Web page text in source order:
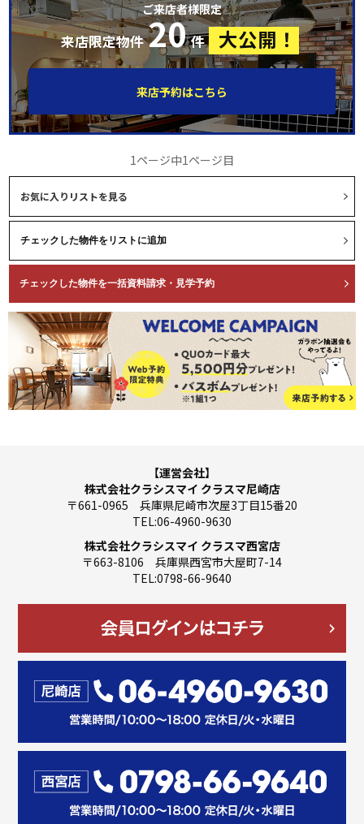
ご来店者様限定
来店限定物件 20 件 大公開！
来店予約はこちら
1ページ中1ページ目
お気に入りリストを見る
【運営会社】
株式会社クラシスマイ クラスマ尼崎店
〒661-0965 兵庫県尼崎市次屋3丁目15番20
TEL:06-4960-9630
株式会社クラシスマイ クラスマ西宮店
〒663-8106 兵庫県西宮市大屋町7-14
TEL:0798-66-9640